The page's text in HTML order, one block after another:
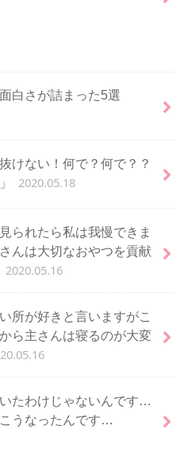
白さが詰まった5選
けない！何で？何で？？
2020.05.18
られたら私は我慢できま
んは大切なおやつを貢献
2020.05.16
所が好きと言いますがこ
ら主さんは寝るのが大変
たわけじゃないんです…
うなったんです…